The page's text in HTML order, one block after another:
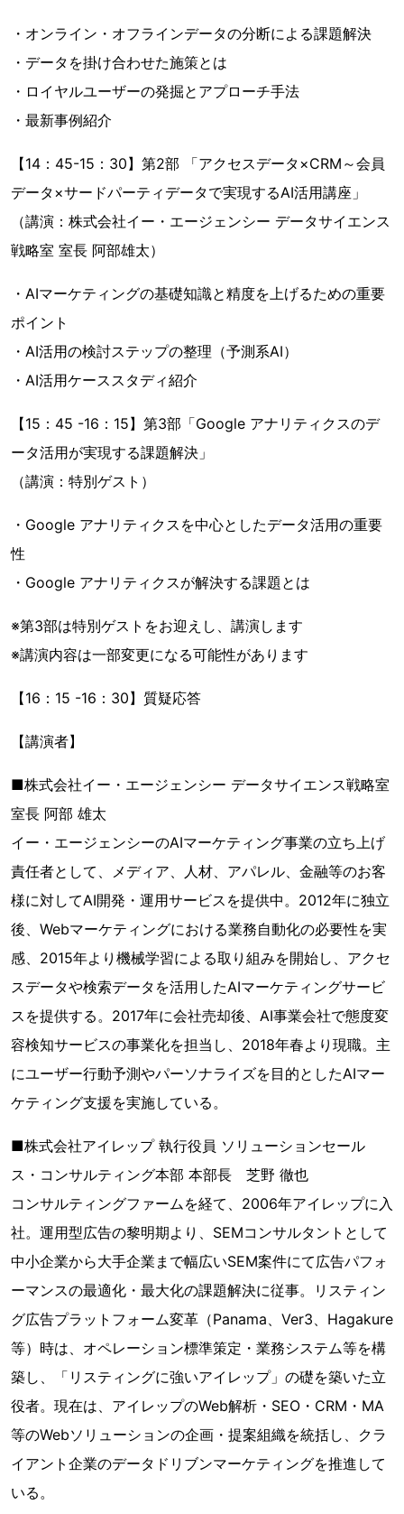
・オンライン・オフラインデータの分断による課題解決
・データを掛け合わせた施策とは
・ロイヤルユーザーの発掘とアプローチ手法
・最新事例紹介
【14：45-15：30】第2部 「アクセスデータ×CRM～会員
データ×サードパーティデータで実現するAI活用講座」
（講演：株式会社イー・エージェンシー データサイエンス
戦略室 室長 阿部雄太）
・AIマーケティングの基礎知識と精度を上げるための重要
ポイント
・AI活用の検討ステップの整理（予測系AI）
・AI活用ケーススタディ紹介
【15：45 -16：15】第3部「Google アナリティクスのデ
ータ活用が実現する課題解決」
（講演：特別ゲスト）
・Google アナリティクスを中心としたデータ活用の重要
性
・Google アナリティクスが解決する課題とは
※第3部は特別ゲストをお迎えし、講演します
※講演内容は一部変更になる可能性があります
【16：15 -16：30】質疑応答
【講演者】
■株式会社イー・エージェンシー データサイエンス戦略室
室長 阿部 雄太
イー・エージェンシーのAIマーケティング事業の立ち上げ
責任者として、メディア、人材、アパレル、金融等のお客
様に対してAI開発・運用サービスを提供中。2012年に独立
後、Webマーケティングにおける業務自動化の必要性を実
感、2015年より機械学習による取り組みを開始し、アクセ
スデータや検索データを活用したAIマーケティングサービ
スを提供する。2017年に会社売却後、AI事業会社で態度変
容検知サービスの事業化を担当し、2018年春より現職。主
にユーザー行動予測やパーソナライズを目的としたAIマー
ケティング支援を実施している。
■株式会社アイレップ 執行役員 ソリューションセール
ス・コンサルティング本部 本部長 芝野 徹也
コンサルティングファームを経て、2006年アイレップに入
社。運用型広告の黎明期より、SEMコンサルタントとして
中小企業から大手企業まで幅広いSEM案件にて広告パフォ
ーマンスの最適化・最大化の課題解決に従事。リスティン
グ広告プラットフォーム変革（Panama、Ver3、Hagakure
等）時は、オペレーション標準策定・業務システム等を構
築し、「リスティングに強いアイレップ」の礎を築いた立
役者。現在は、アイレップのWeb解析・SEO・CRM・MA
等のWebソリューションの企画・提案組織を統括し、クラ
イアント企業のデータドリブンマーケティングを推進して
いる。